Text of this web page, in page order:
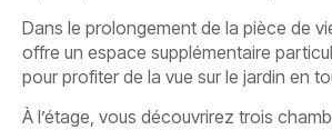
Dans le prolongement de la pièce de
offre un espace supplémentaire
pour profiter de la vue sur le jardin en
À l’étage, vous découvrirez trois